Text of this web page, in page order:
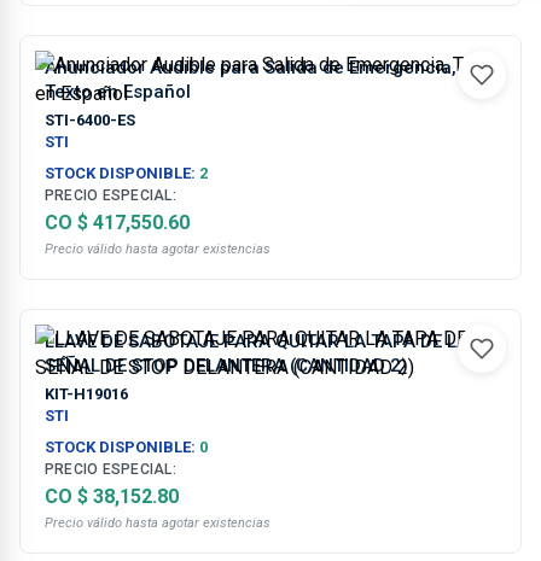
Anunciador Audible para Salida de Emergencia,
Texto en Español
STI-6400-ES
STI
STOCK DISPONIBLE: 2
PRECIO ESPECIAL:
CO $ 417,550.60
Precio válido hasta agotar existencias
LLAVE DE SABOTAJE PARA QUITAR LA TAPA DE LA
SEÑAL DE STOP DELANTERA (CANTIDAD 2)
KIT-H19016
STI
STOCK DISPONIBLE: 0
PRECIO ESPECIAL:
CO $ 38,152.80
Precio válido hasta agotar existencias